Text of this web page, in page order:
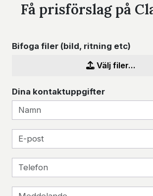
Få prisförslag på
Bifoga filer (bild, ritning etc)
Välj filer...
Dina kontaktuppgifter